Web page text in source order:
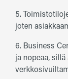
5.
joten
6. Business
ja nopeaa,